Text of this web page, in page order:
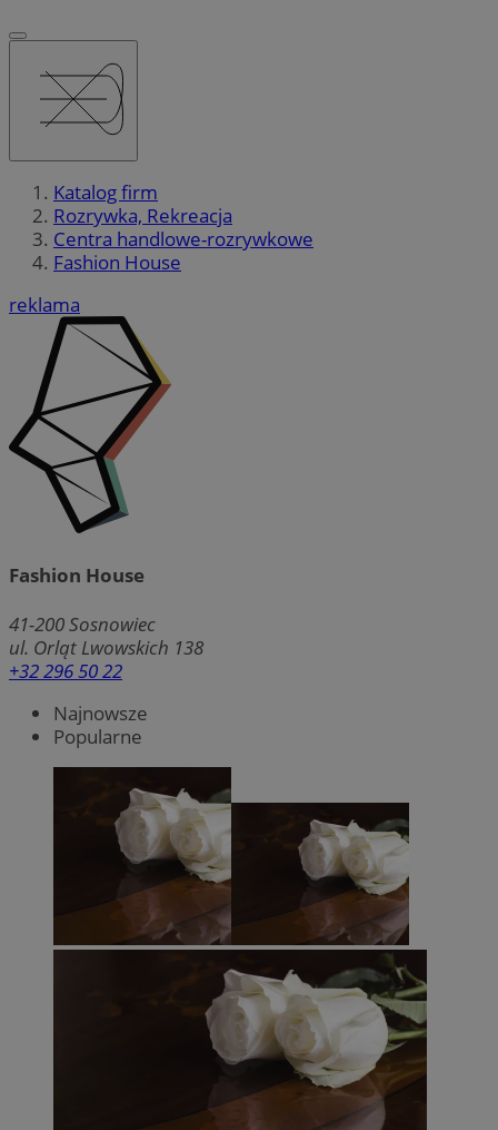
Katalog firm
Rozrywka, Rekreacja
Centra handlowe-rozrywkowe
Fashion House
reklama
Fashion House
41-200Sosnowiec
ul. Orląt Lwowskich 138
+32 296 50 22
Najnowsze
Popularne